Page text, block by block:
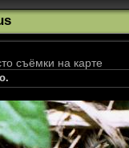
съёмки на карте